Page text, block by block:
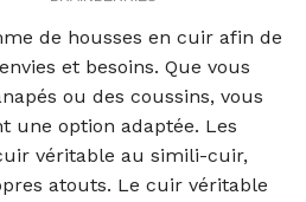
de housses en cuir afin de
et besoins. Que vous
ou des coussins, vous
une option adaptée. Les
véritable au simili-cuir,
atouts. Le cuir véritable